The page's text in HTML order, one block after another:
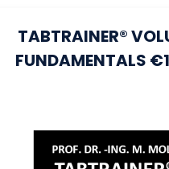
TABTRAINER®
FUNDAMENTALS